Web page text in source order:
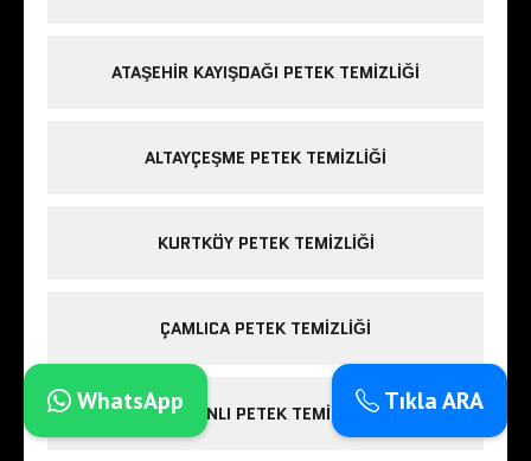
ATAŞEHIR KAYIŞDAĞI PETEK TEMIZLIĞI
ALTAYÇEŞME PETEK TEMIZLIĞI
KURTKÖY PETEK TEMIZLIĞI
ÇAMLICA PETEK TEMIZLIĞI
SOĞANLI PETEK TEMIZLIĞI Tıkla ARA
WhatsApp